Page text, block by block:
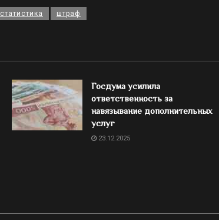
статистика штраф
Госдума усилила
ответственность за
навязывание дополнительных
услуг
23.12.2025